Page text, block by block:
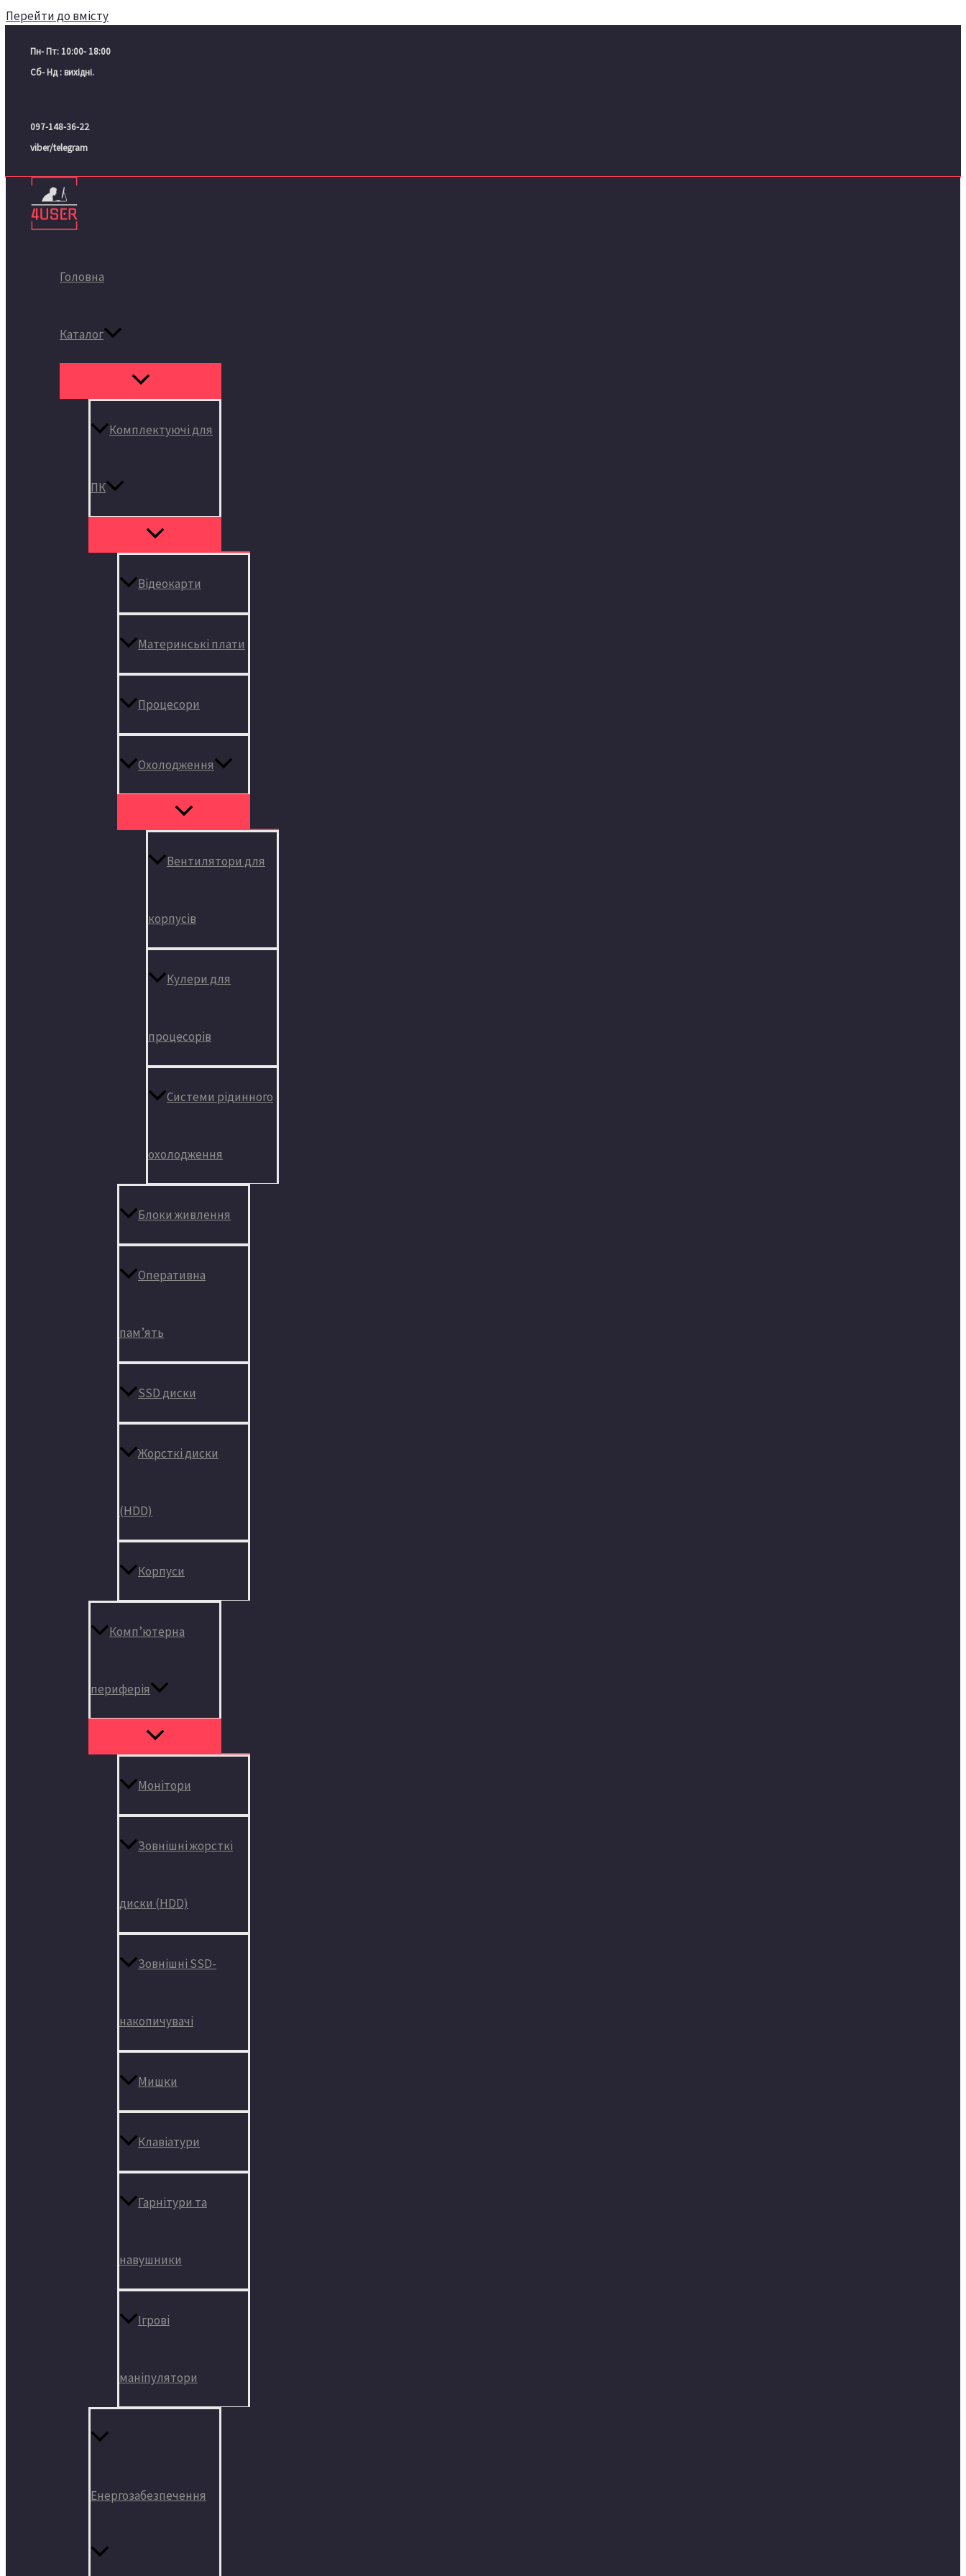
Перейти до вмісту
Пн- Пт: 10:00- 18:00
Сб- Нд : вихідні.
097-148-36-22
viber/telegram
Головна
Каталог
Комплектуючі для
ПК
Відеокарти
Материнські плати
Процесори
Охолодження
Вентилятори для
корпусів
Кулери для
процесорів
Системи рідинного
охолодження
Блоки живлення
Оперативна
пам’ять
SSD диски
Жорсткі диски
(HDD)
Корпуси
Комп’ютерна
периферія
Монітори
Зовнішні жорсткі
диски (HDD)
Зовнішні SSD-
накопичувачі
Мишки
Клавіатури
Гарнітури та
навушники
Ігрові
маніпулятори
Енергозабезпечення